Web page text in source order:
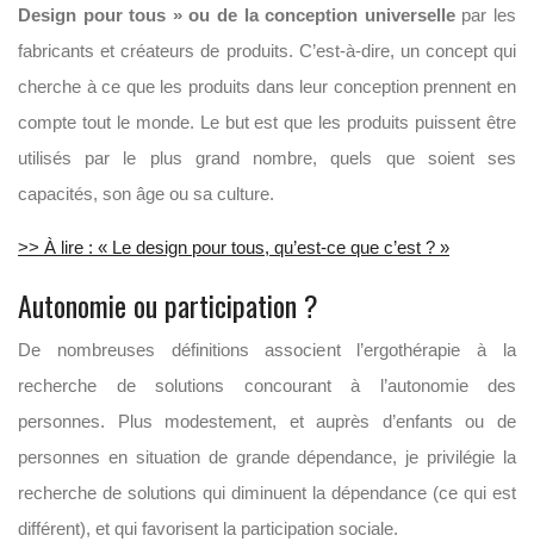
Design pour tous » ou de la conception universellepar les
fabricants et créateurs de produits. C’est-à-dire, un concept qui
cherche à ce que les produits dans leur conception prennent en
compte tout le monde. Le but est que les produits puissent être
utilisés par le plus grand nombre, quels que soient ses
capacités, son âge ou sa culture.
>> À lire : « Le design pour tous, qu’est-ce que c’est ? »
Autonomie ou participation ?
De nombreuses définitions associent l’ergothérapie à la
recherche de solutions concourant à l’autonomie des
personnes. Plus modestement, et auprès d’enfants ou de
personnes en situation de grande dépendance, je privilégie la
recherche de solutions qui diminuent la dépendance (ce qui est
différent), et qui favorisent la participation sociale.